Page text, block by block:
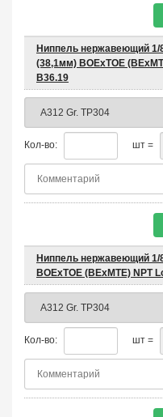
Ниппель нержавеющий 1/
(38,1мм) BOEхTOE
B36.19
Кол-во: шт =
Ниппель нержавеющий 1/
BOEхTOE (BEхMTE) NPT
Кол-во: шт =